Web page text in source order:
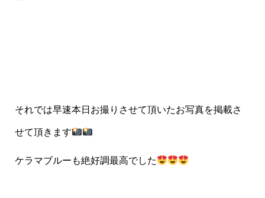
それでは早速本日お撮りさせて頂いたお写真を掲載さ
せて頂きます
ケラマブルーも絶好調最高でした